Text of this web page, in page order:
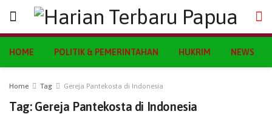
HOME POLITIK & PEMERINTAHAN HUKRIM NEWS
Home Tag Gereja Pantekosta di Indonesia
Tag: Gereja Pantekosta di Indonesia